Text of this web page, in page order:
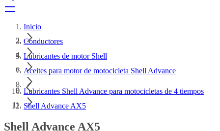
Inicio
Conductores
Lubricantes de motor Shell
Aceites para motor de motocicleta Shell Advance
Lubricantes Shell Advance para motocicletas de 4 tiempos
Shell Advance AX5
Shell Advance AX5